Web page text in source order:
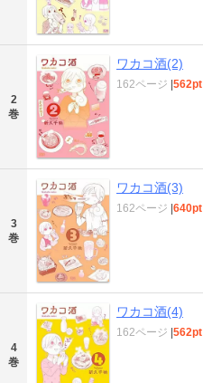
2
巻
ワカコ酒(2)
162ページ |562pt
3
巻
ワカコ酒(3)
162ページ |640pt
4
巻
ワカコ酒(4)
162ページ |562pt